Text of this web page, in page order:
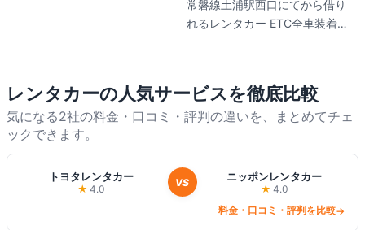
アップグレード対応に高評価。
一方、現地での料金トラブルや
険内容の事前把握を推奨。日本
語予約サポートあり。最新の料
金は公式サイトでご確認くださ
常磐線土浦駅西口にてから借り
れるレンタカー ETC全車装着、
24時間365日可能!! お電話での
ご予約は朝8時～夜8時0120-
式サイトでご確認ください。
レンタカーの人気サービスを徹底比較
気になる2社の料金・口コミ・評判の違いを、まとめてチェ
ックできます。
トヨタレンタカー
★ 4.0
VS ニッポンレンタカー
★ 4.0
料金・口コミ・評判を比較→